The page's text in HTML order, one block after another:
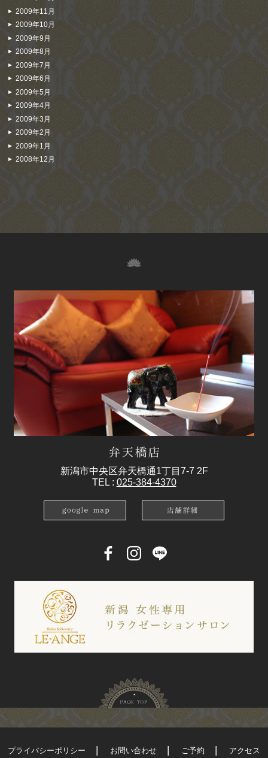
2009年11月
2009年10月
2009年9月
2009年8月
2009年7月
2009年6月
2009年5月
2009年4月
2009年3月
2009年2月
2009年1月
2008年12月
新潟市中央区弁天橋通1丁目7-7 2F
TEL : 025-384-4370
プライバシーポリシー お問い合わせ ご予約 アクセス